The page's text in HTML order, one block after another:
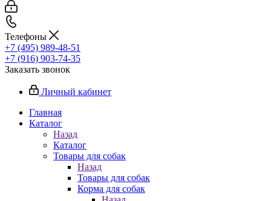
Телефоны
+7 (495) 989-48-51
+7 (916) 903-74-35
Заказать звонок
Личный кабинет
Главная
Каталог
Назад
Каталог
Товары для собак
Назад
Товары для собак
Корма для собак